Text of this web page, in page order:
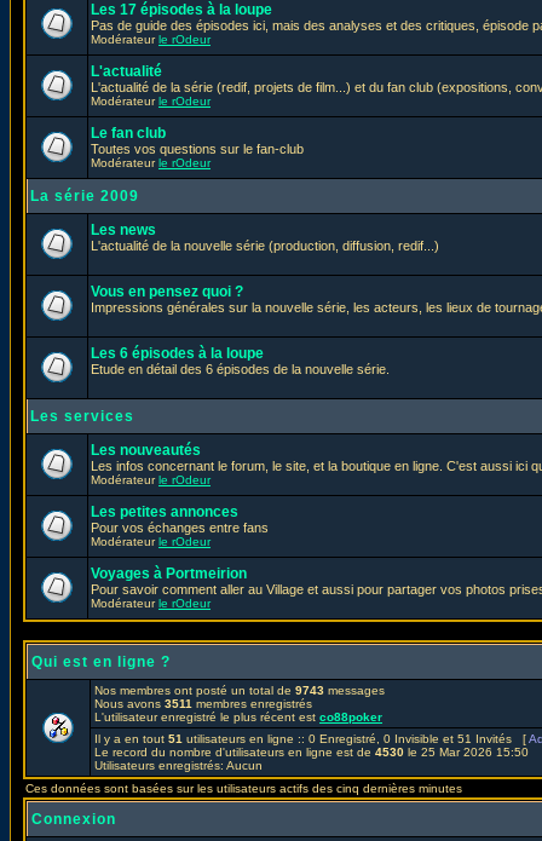
Les 17 épisodes à la loupe
Pas de guide des épisodes ici, mais des analyses et des critiques, épisode
Modérateurle rOdeur
L'actualité
L'actualité de la série (redif, projets de film...) et du fan club (expositions,
Modérateurle rOdeur
Le fan club
Toutes vos questions sur le fan-club
Modérateurle rOdeur
La série 2009
Les news
L'actualité de la nouvelle série (production, diffusion, redif...)
Vous en pensez quoi ?
Impressions générales sur la nouvelle série, les acteurs, les lieux de
Les 6 épisodes à la loupe
Etude en détail des 6 épisodes de la nouvelle série.
Les services
Les nouveautés
Les infos concernant le forum, le site, et la boutique en ligne. C'est aussi ici
Modérateurle rOdeur
Les petites annonces
Pour vos échanges entre fans
Modérateurle rOdeur
Voyages à Portmeirion
Pour savoir comment aller au Village et aussi pour partager vos photos
Modérateurle rOdeur
Qui est en ligne ?
Nos membres ont posté un total de 9743 messages
Nous avons 3511 membres enregistrés
L'utilisateur enregistré le plus récent est co88poker
Il y a en tout 51 utilisateurs en ligne :: 0 Enregistré, 0 Invisible et 51 Invités [
Le record du nombre d'utilisateurs en ligne est de 4530 le 25 Mar 2026 15:50
Utilisateurs enregistrés: Aucun
Ces données sont basées sur les utilisateurs actifs des cinq dernières minutes
Connexion